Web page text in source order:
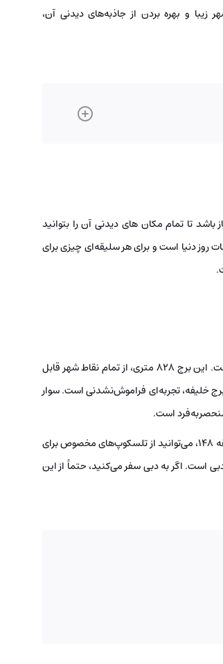
زیبا و بهره بردن از جاذبه‌های دیدنی آن،
تا تمام مکان های دیدنی آن را بتوانید
روز دنیا است و برای هر سلیقه‌ای چیزی برای
برج خلیفه، بلندترین ساختمان جهان و یکی از جاذبه‌های گردشگری محبوب دبی است. این برج 828 متری، از تمام نقاط شهر قابل
خلیفه، تجربه‌ای فراموش‌نشدنی است. سوار
در طبقات 124 و 125، می‌توانید از چشم‌اندازهای بی‌نظیر شهر دبی لذت ببرید. در طبقه 148، می‌توانید از تلسکوپ‌های مخصوص برای
است. اگر به دبی سفر می‌کنید، حتماً از این